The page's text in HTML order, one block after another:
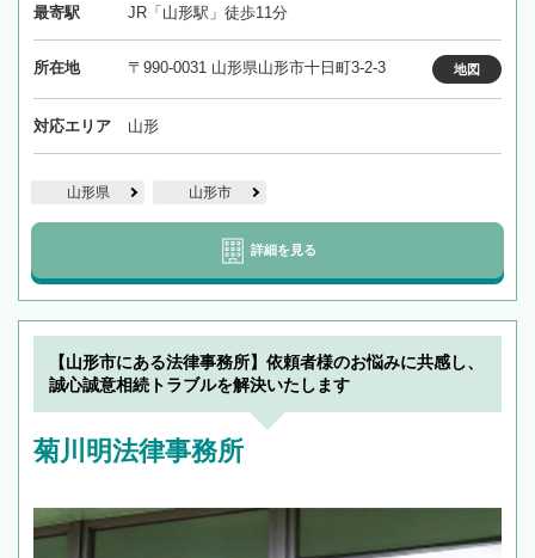
最寄駅 JR「山形駅」徒歩11分
所在地 〒990-0031 山形県山形市十日町3-2-3 地図
対応エリア 山形
山形県 山形市
詳細を見る
【山形市にある法律事務所】依頼者様のお悩みに共感し、
誠心誠意相続トラブルを解決いたします
菊川明法律事務所